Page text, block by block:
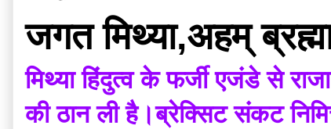
जगत मिथ्या,अहम्
मिथ्या हिंदुत्व के फर्जी एजंडे से
की ठान ली है।ब्रेक्सिट संकट